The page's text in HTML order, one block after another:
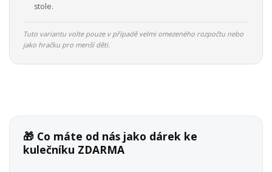
stole.
Tuto variantu volte pouze v případě velmi omezeného rozpočtu nebo
jako hračku pro menší děti.
🎁 Co máte od nás jako dárek ke
kulečníku ZDARMA